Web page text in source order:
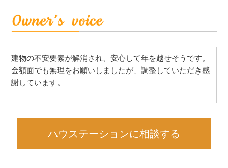
建物の不安要素が解消され、安心して年を越せそうです。
金額面でも無理をお願いしましたが、調整していただき感
謝しています。
ハウステーションに相談する